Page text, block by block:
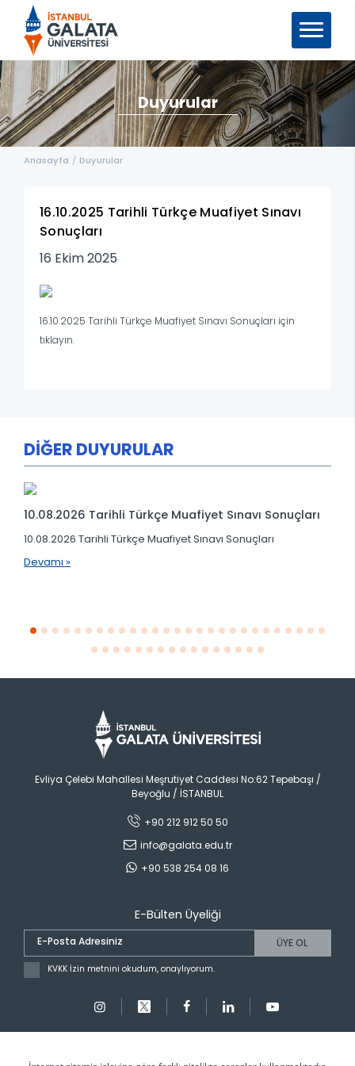
Duyurular
Anasayfa / Duyurular
16.10.2025 Tarihli Türkçe Muafiyet Sınavı
Sonuçları
16 Ekim 2025
16.10.2025 Tarihli Türkçe Muafiyet Sınavı Sonuçları için
tıklayın.
DİĞER DUYURULAR
10.08.2026 Tarihli Türkçe Muafiyet Sınavı Sonuçları
10.08.2026 Tarihli Türkçe Muafiyet Sınavı Sonuçları
Devamı »
Evliya Çelebi Mahallesi Meşrutiyet Caddesi No:62 Tepebaşı /
Beyoğlu / İSTANBUL
+90 212 912 50 50
info@galata.edu.tr
+90 538 254 08 16
E-Bülten Üyeliği
ÜYE OL
KVKK İzin metnini okudum, onaylıyorum.